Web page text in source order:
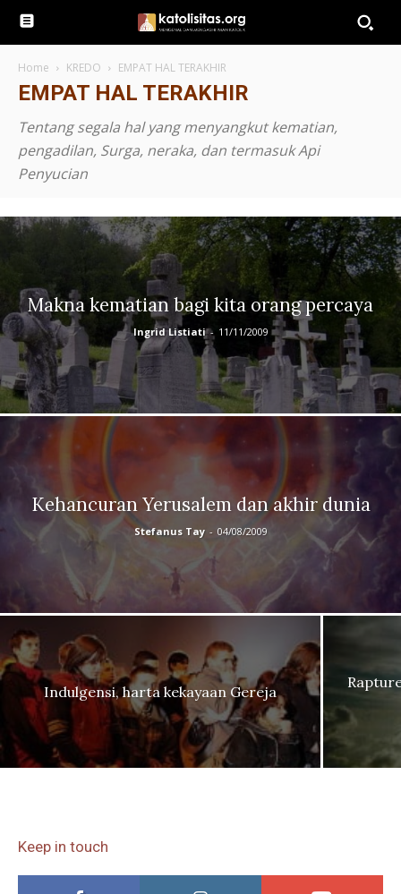
Home KREDO EMPAT HAL TERAKHIR
EMPAT HAL TERAKHIR
Tentang segala hal yang menyangkut kematian,
pengadilan, Surga, neraka, dan termasuk Api
Penyucian
Makna kematian bagi kita orang percaya
Ingrid Listiati - 11/11/2009
Kehancuran Yerusalem dan akhir dunia
Stefanus Tay - 04/08/2009
Indulgensi, harta kekayaan Gereja
Keep in touch